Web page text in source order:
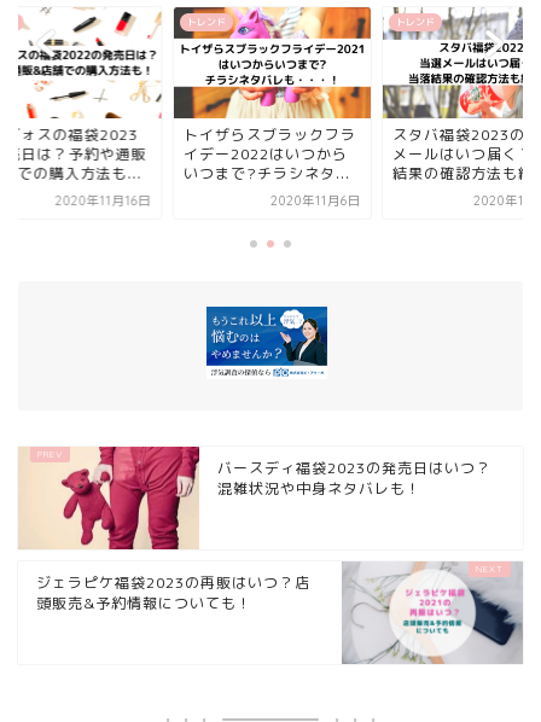
ヴォスの福袋2023
売日は？予約や通販
での購入方法も...
2020年11月16日
トレンド
トイザらスブラックフラ
イデー2022はいつから
いつまで?チラシネタ...
2020年11月6日
トレンド
スタバ福袋2023の
メールはいつ届く？
結果の確認方法も紹
2020年11
バースディ福袋2023の発売日はいつ？
混雑状況や中身ネタバレも！
ジェラピケ福袋2023の再販はいつ？店
頭販売&予約情報についても！